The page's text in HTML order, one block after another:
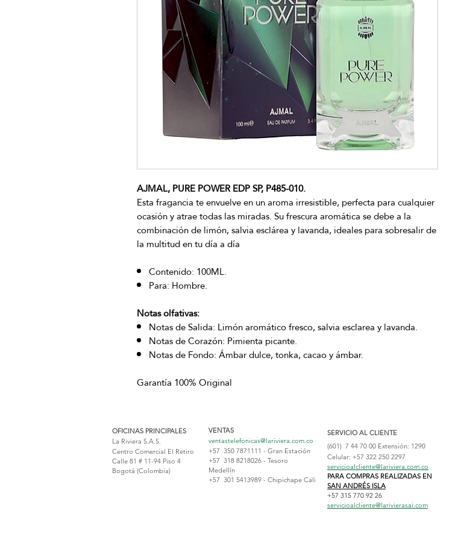
AJMAL, PURE POWER EDP SP, P485-010.
Esta fragancia te envuelve en un aroma irresistible, perfecta para cualquier
ocasión y atrae todas las miradas. Su frescura aromática se debe a la
combinación de limón, salvia esclárea y lavanda, ideales para sobresalir de
la multitud en tu día a día
Contenido: 100ML.
Para: Hombre.
Notas olfativas:
Notas de Salida: Limón aromático fresco, salvia esclarea y lavanda.
Notas de Corazón: Pimienta picante.
Notas de Fondo: Ámbar dulce, tonka, cacao y ámbar.
Garantía 100% Original
OFICINAS PRINCIPALES
La Riviera S.A.S.
Centro Comercial El Retiro
Calle 81 # 11-94 Piso 4
Bogotá (Colombia)
VENTAS
ventastelefonicas@lariviera.com.co
+57 350 7871111 - Gran Estación
+57 318 8218026 - Tesoro
Medellín
+57 301 5413989 - Chipichape Cali
SERVICIO AL CLIENTE
(601) 7 44 70 00 Extensión: 1290
Celular: +57 322 250 2297
servicioalcliente@lariviera.com.co
PARA COMPRAS REALIZADAS EN
SAN ANDRÉS ISLA
+57 315 770 92 26
servicioalcliente@larivierasai.com